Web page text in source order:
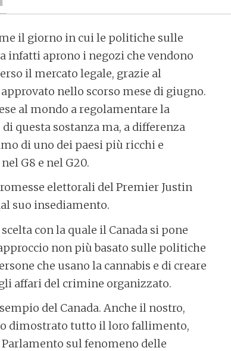
il giorno in cui le politiche sulle
infatti aprono i negozi che vendono
il mercato legale, grazie al
nello scorso mese di giugno.
al mondo a regolamentare la
questa sostanza ma, a differenza
di uno dei paesi più ricchi e
G8 e nel G20.
elettorali del Premier Justin
suo insediamento.
con la quale il Canada si pone
non più basato sulle politiche
che usano la cannabis e di creare
affari del crimine organizzato.
del Canada. Anche il nostro,
dimostrato tutto il loro fallimento,
sul fenomeno delle